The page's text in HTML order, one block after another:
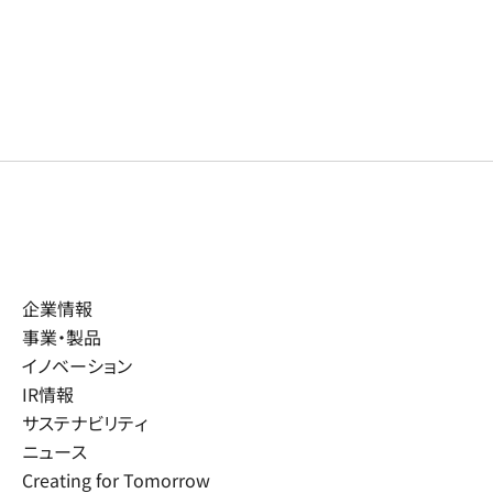
企業情報
事業・製品
イノベーション
IR情報
サステナビリティ
ニュース
Creating for Tomorrow